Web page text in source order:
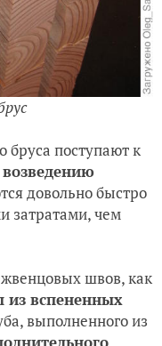
бруса поступают к
возведению
довольно быстро
затратами, чем
швов, как
из вспененных
выполненного из